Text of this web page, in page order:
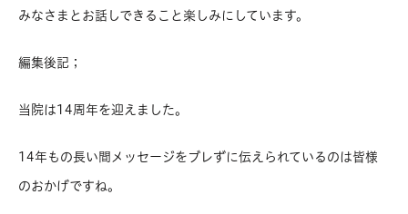
みなさまとお話しできること楽しみにしています。
編集後記；
当院は14周年を迎えました。
14年もの長い間メッセージをブレずに伝えられているのは皆様
のおかげですね。